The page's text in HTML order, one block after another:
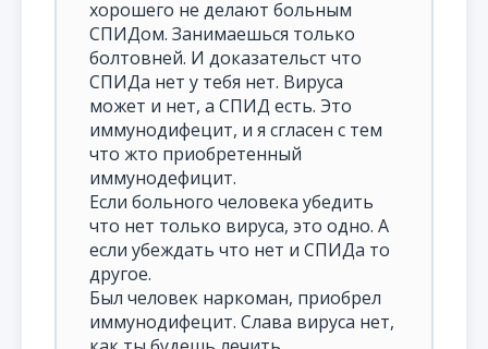
хорошего не делают больным
СПИДом. Занимаешься только
болтовней. И доказательст что
СПИДа нет у тебя нет. Вируса
может и нет, а СПИД есть. Это
иммунодифецит, и я сгласен с тем
что жто приобретенный
иммунодефицит.
Если больного человека убедить
что нет только вируса, это одно. А
если убеждать что нет и СПИДа то
другое.
Был человек наркоман, приобрел
иммунодифецит. Слава вируса нет,